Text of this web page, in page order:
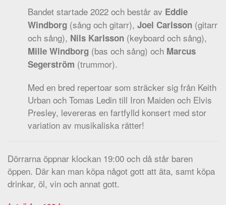
Bandet startade 2022 och består av Eddie
Windborg (sång och gitarr), Joel Carlsson (gitarr
och sång), Nils Karlsson (keyboard och sång),
Mille Windborg (bas och sång) och Marcus
Segerström (trummor).
Med en bred repertoar som sträcker sig från Keith
Urban och Tomas Ledin till Iron Maiden och Elvis
Presley, levereras en fartfylld konsert med stor
variation av musikaliska rätter!
Dörrarna öppnar klockan 19:00 och då står baren
öppen. Där kan man köpa något gott att äta, samt köpa
drinkar, öl, vin och annat gott.